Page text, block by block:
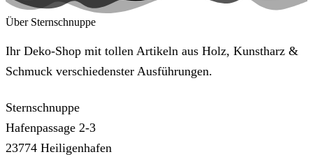
Über Sternschnuppe
Ihr Deko-Shop mit tollen Artikeln aus Holz, Kunstharz &
Schmuck verschiedenster Ausführungen.
Sternschnuppe
Hafenpassage 2-3
23774 Heiligenhafen